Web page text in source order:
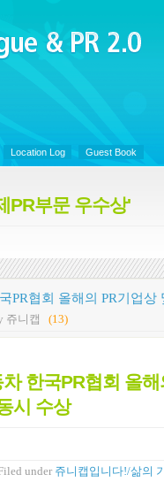
&
Location Log Guest Book
PR부문 우수상'
PR협회 올해의 PR기업상
쥬니캡 (13)
한국PR협회 올
시 수상
under 쥬니캡입니다!/삶의